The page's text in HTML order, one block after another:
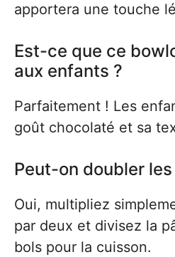
apportera une touche
Est-ce que ce
aux enfants ?
Parfaitement ! Les
goût chocolaté et sa
Peut-on doubler
Oui, multipliez
par deux et divisez la
bols pour la cuisson.